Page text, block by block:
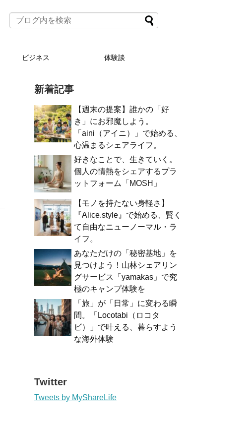
ビジネス 体験談
新着記事
【週末の提案】誰かの「好
き」にお邪魔しよう。
「aini（アイニ）」で始める、
心温まるシェアライフ。
好きなことで、生きていく。
個人の情熱をシェアするプラ
ットフォーム「MOSH」
【モノを持たない身軽さ】
『Alice.style』で始める、賢く
て自由なニューノーマル・ラ
イフ。
あなただけの「秘密基地」を
見つけよう！山林シェアリン
グサービス「yamakas」で究
極のキャンプ体験を
「旅」が「日常」に変わる瞬
間。「Locotabi（ロコタ
ビ）」で叶える、暮らすよう
な海外体験
Twitter
Tweets by MyShareLife